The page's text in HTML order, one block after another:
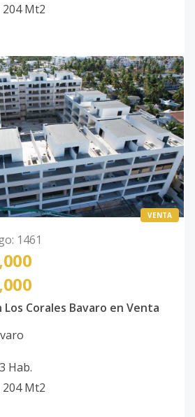
204 Mt2
VENTA
: 1461
Corales Bavaro en Venta
3 Hab.
204 Mt2